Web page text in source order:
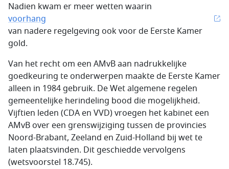
Nadien kwam er meer wetten waarin
voorhang
van nadere regelgeving ook voor de Eerste Kamer
gold.
Van het recht om een AMvB aan nadrukkelijke
goedkeuring te onderwerpen maakte de Eerste Kamer
alleen in 1984 gebruik. De Wet algemene regelen
gemeentelijke herindeling bood die mogelijkheid.
Vijftien leden (CDA en VVD) vroegen het kabinet een
AMvB over een grenswijziging tussen de provincies
Noord-Brabant, Zeeland en Zuid-Holland bij wet te
laten plaatsvinden. Dit geschiedde vervolgens
(wetsvoorstel 18.745).